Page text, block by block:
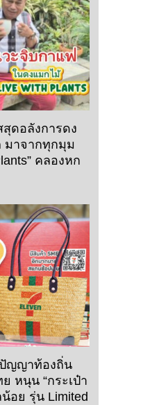
ดอลังการดง
มาจากทุกมุม
คลองหก
ญญาท้องถิ่น
หนุน “กระเป๋า
อย รุ่น Limited